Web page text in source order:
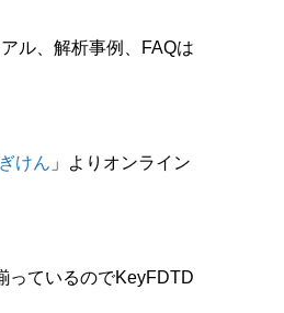
ル、解析事例、FAQは
けん 」よりオンライン
っているのでKeyFDTD